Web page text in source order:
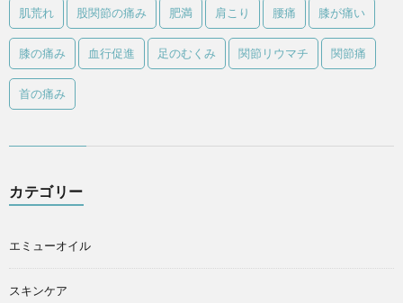
肌荒れ 股関節の痛み 肥満 肩こり 腰痛 膝が痛い
膝の痛み 血行促進 足のむくみ 関節リウマチ 関節痛
首の痛み
カテゴリー
エミューオイル
スキンケア